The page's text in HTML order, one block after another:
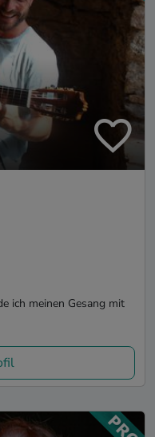
ich meinen Gesang mit